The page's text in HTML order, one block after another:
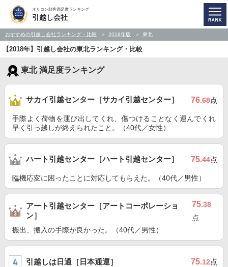
オリコン顧客満足度ランキング
引越し会社
おすすめの引越し会社ランキング・比較 2018年版 東北
【2018年】引越し会社の東北ランキング・比較
東北 満足度ランキング
サカイ引越センター［サカイ引越センター］ 76.68点
手際よく荷物を運び出してくれ、傷つけることなく運んでくれ
早く引っ越しが終えられたこと。（40代／女性）
ハート引越センター［ハート引越センター］ 75.44点
臨機応変に困ったことに対応してもらえた。（40代／男性）
アート引越センター［アートコーポレーショ
ン］
75.38
点
搬出、搬入の手際が良かった。（40代／男性）
引越しは日通［日本通運］ 75.12点